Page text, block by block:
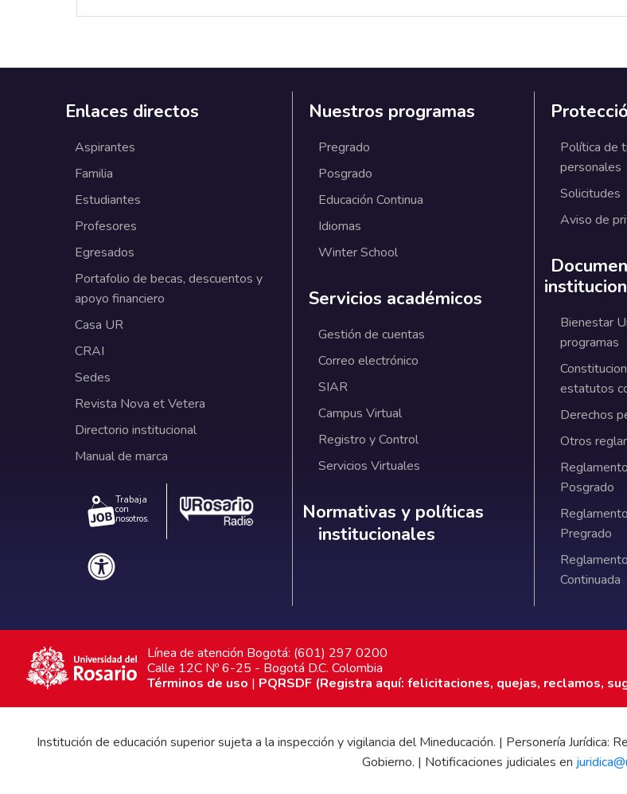
Enlaces directos
Aspirantes
Familia
Estudiantes
Profesores
Egresados
Portafolio de becas, descuentos y
apoyo financiero
Casa UR
CRAI
Sedes
Revista Nova et Vetera
Directorio institucional
Manual de marca
Trabaja
con
nosotros.
Nuestros programas
Pregrado
Posgrado
Educación Continua
Idiomas
Winter School
Servicios académicos
Gestión de cuentas
Correo electrónico
SIAR
Campus Virtual
Registro y Control
Servicios Virtuales
Normativas y políticas institucionales
Normativas y políticas
institucionales
Política de
personales
Solicitudes
Aviso de
Bienestar
programas
estatutos
Derechos
Otros
Posgrado
Pregrado
Continuada
Línea de atención Bogotá: (601) 297 0200
Calle 12C Nº 6-25 - Bogotá D.C. Colombia
Términos de uso | PQRSDF (Registra aquí: felicitaciones, quejas, reclamos,
Institución de educación superior sujeta a la inspección y vigilancia del Mineducación. | Personería
Gobierno. | Notificaciones judiciales en